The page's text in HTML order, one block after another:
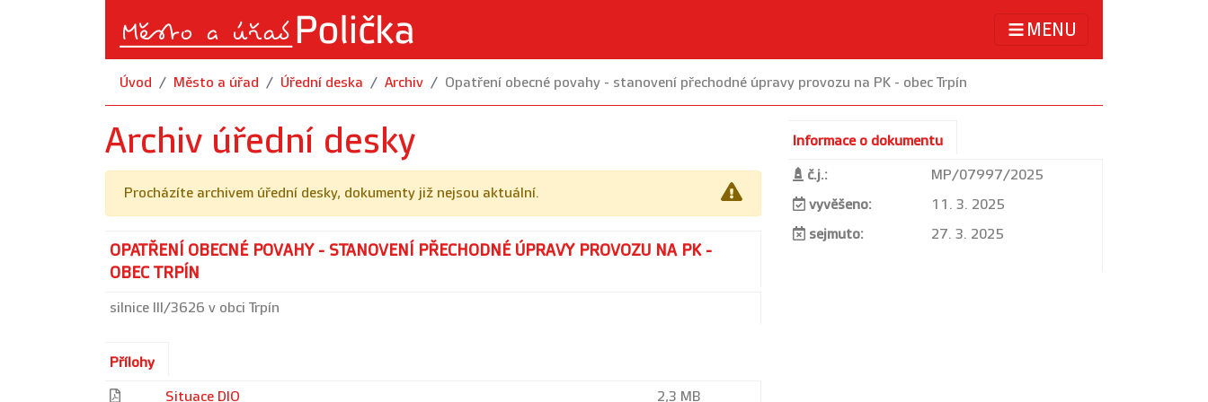
MENU
Úvod Město a úřad Úřední deska Archiv Opatření obecné povahy - stanovení přechodné úpravy provozu na PK - obec Trpín
Archiv úřední desky
Procházíte archivem úřední desky, dokumenty již nejsou aktuální.
OPATŘENÍ OBECNÉ POVAHY - STANOVENÍ PŘECHODNÉ ÚPRAVY PROVOZU NA PK -
OBEC TRPÍN
silnice III/3626 v obci Trpín
Přílohy
Situace DIO
2,3 MB
Informace o dokumentu
č.j.:
MP/07997/2025
vyvěšeno:
11. 3. 2025
sejmuto:
27. 3. 2025